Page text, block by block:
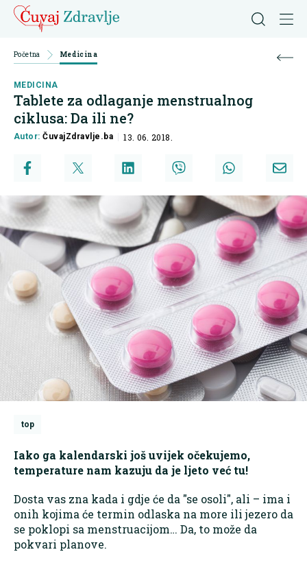
Početna Medicina
MEDICINA
Tablete za odlaganje menstrualnog
ciklusa: Da ili ne?
Autor:ČuvajZdravlje.ba 13. 06. 2018.
top
Iako ga kalendarski još uvijek očekujemo,
temperature nam kazuju da je ljeto već tu!
Dosta vas zna kada i gdje će da "se osoli", ali – ima i
onih kojima će termin odlaska na more ili jezero da
se poklopi sa menstruacijom… Da, to može da
pokvari planove.